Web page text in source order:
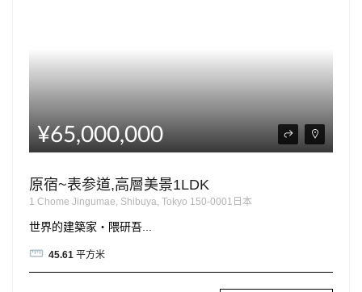
¥65,000,000
原宿~表参道,高層美景1LDK
1 Chome Jingumae, Shibuya, Tokyo 150-0001日本
世界的建築家・隈研吾...
45.61 平方米